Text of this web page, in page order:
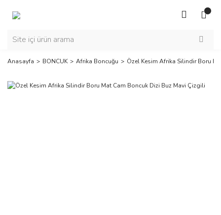
Anasayfa BONCUK Afrika Boncuğu Özel Kesim Afrika Silindir Boru